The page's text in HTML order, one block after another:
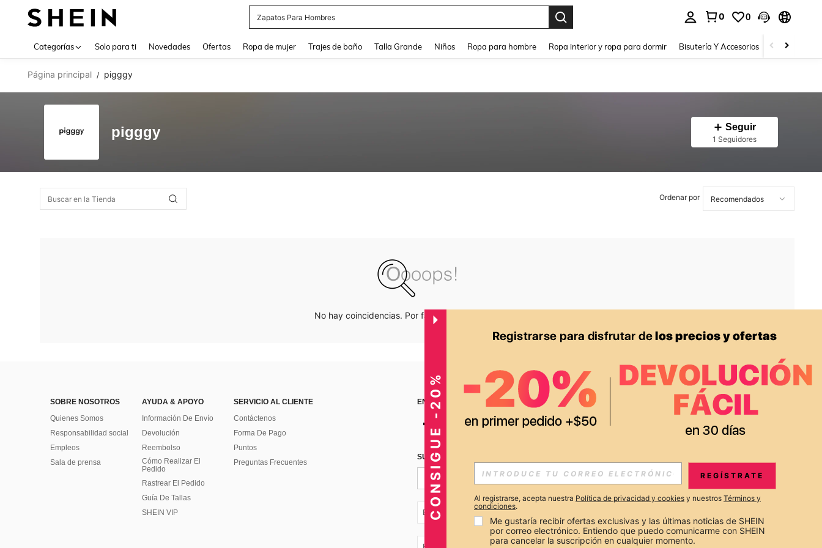
Zapatos Para Hombres
0 0
Categorías Solo para ti Novedades Ofertas Ropa de mujer Trajes de baño Talla Grande Niños Ropa para hombre Ropa interior y ropa para dormir Bisutería Y Accesorios Zapatos
Página principal / pigggy
pigggy Seguir
1 Seguidores
Ordenar por
No hay coincidencias. Por favor inténtalo de nuevo.
SOBRE NOSOTROS
Quienes Somos
Responsabilidad social
Empleos
Sala de prensa
AYUDA & APOYO
Información De Envío
Devolución
Reembolso
Cómo Realizar El
Pedido
Rastrear El Pedido
Guía De Tallas
SHEIN VIP
SERVICIO AL CLIENTE
Contáctenos
Forma De Pago
Puntos
Preguntas Frecuentes
ENCUÉNTRANOS EN APP
SUSCRÍBETE PARA RECIBIR OFERTAS EXCLUSIVAS, PROMOCIONES Y NOTICIAS DE SHEIN
Suscribir
EC + 593
CONSIGUE -20% REGÍSTRATE
Al registrarse, acepta nuestra Política de privacidad y cookies y nuestros Términos y
condiciones.
Me gustaría recibir ofertas exclusivas y las últimas noticias de SHEIN
por correo electrónico. Entiendo que puedo comunicarme con SHEIN
para cancelar la suscripción en cualquier momento.